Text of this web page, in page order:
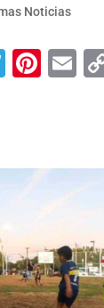
Noticias